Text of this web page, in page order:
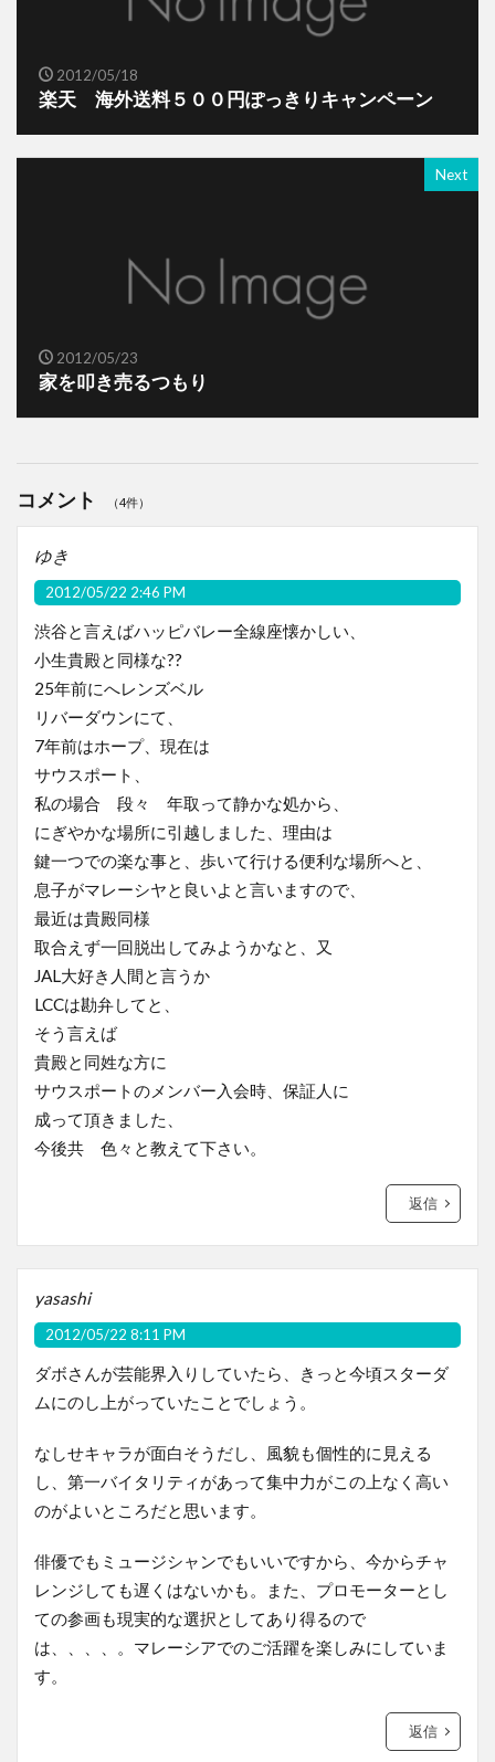
2012/05/18
楽天 海外送料５００円ぽっきりキャンペーン
Next
2012/05/23
家を叩き売るつもり
コメント （4件）
ゆき
2012/05/22 2:46 PM
渋谷と言えばハッピバレー全線座懐かしい、
小生貴殿と同様な??
25年前にへレンズベル
リバーダウンにて、
7年前はホープ、現在は
サウスポート、
私の場合 段々 年取って静かな処から、
にぎやかな場所に引越しました、理由は
鍵一つでの楽な事と、歩いて行ける便利な場所へと、
息子がマレーシヤと良いよと言いますので、
最近は貴殿同様
取合えず一回脱出してみようかなと、又
JAL大好き人間と言うか
LCCは勘弁してと、
そう言えば
貴殿と同姓な方に
サウスポートのメンバー入会時、保証人に
成って頂きました、
今後共 色々と教えて下さい。
返信
yasashi
2012/05/22 8:11 PM
ダボさんが芸能界入りしていたら、きっと今頃スターダ
ムにのし上がっていたことでしょう。
なしせキャラが面白そうだし、風貌も個性的に見える
し、第一バイタリティがあって集中力がこの上なく高い
のがよいところだと思います。
俳優でもミュージシャンでもいいですから、今からチャ
レンジしても遅くはないかも。また、プロモーターとし
ての参画も現実的な選択としてあり得るので
は、、、、。マレーシアでのご活躍を楽しみにしていま
す。
返信